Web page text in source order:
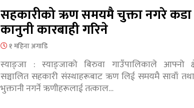
सहकारीको ऋण समयमै चुक्ता नगरे कडा
कानुनी कारबाही गरिने
१ महिना अगाडि
स्याङ्जा : स्याङ्जाको बिरुवा गाउँपालिकाले आफ्नो
सञ्चालित सहकारी संस्थाहरूबाट ऋण लिई समयमै सावाँ
भुक्तानी नगर्ने ऋणीहरूलाई तत्काल…